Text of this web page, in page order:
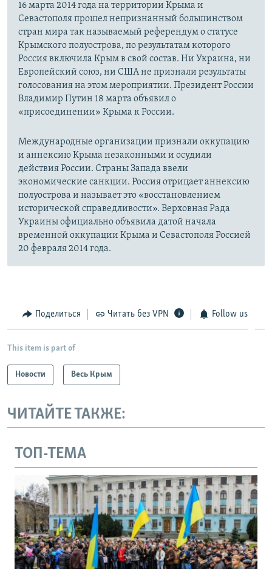
16 марта 2014 года на территории Крыма и
Севастополя прошел непризнанный большинством
стран мира так называемый референдум о статусе
Крымского полуострова, по результатам которого
Россия включила Крым в свой состав. Ни Украина, ни
Европейский союз, ни США не признали результаты
голосования на этом мероприятии. Президент России
Владимир Путин 18 марта объявил о
«присоединении» Крыма к России.
Международные организации признали оккупацию
и аннексию Крыма незаконными и осудили
действия России. Страны Запада ввели
экономические санкции. Россия отрицает аннексию
полуострова и называет это «восстановлением
исторической справедливости». Верховная Рада
Украины официально объявила датой начала
временной оккупации Крыма и Севастополя Россией
20 февраля 2014 года.
Поделиться Читать без VPN Follow us
This item is part of
Новости Весь Крым
ЧИТАЙТЕ ТАКЖЕ:
ТОП-ТЕМА